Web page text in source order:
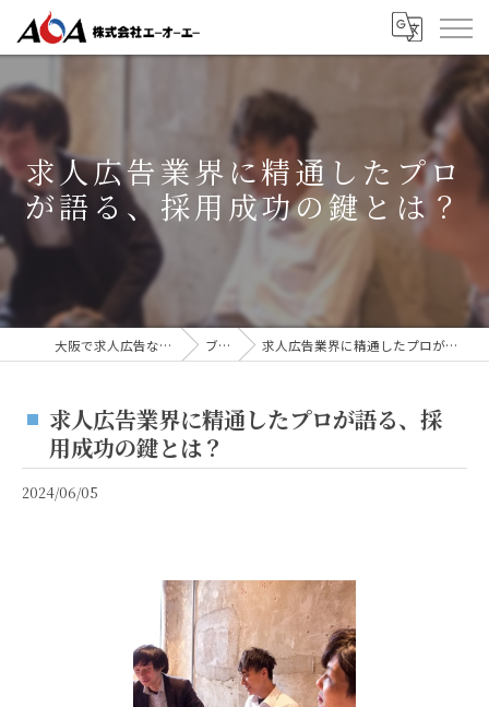
求人広告業界に精通したプロ
が語る、採用成功の鍵とは？
大阪で求人広告なら株式会社AOA ブログ 求人広告業界に精通したプロが語る、採用成功の鍵とは？
求人広告業界に精通したプロが語る、採
用成功の鍵とは？
2024/06/05